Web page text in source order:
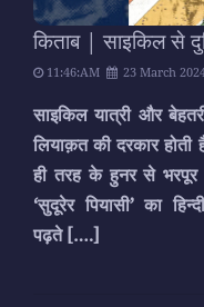
किताब | साइकिल से
11:46:AM 23 March
साइकिल यात्री और
लियाक़त की दरकार
ही तरह के हुनर से भरपूर
‘सुदूरेर पियासी’ का
पढ़ते[….]